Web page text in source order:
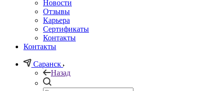
Новости
Отзывы
Карьера
Сертификаты
Контакты
Контакты
Саранск
Назад